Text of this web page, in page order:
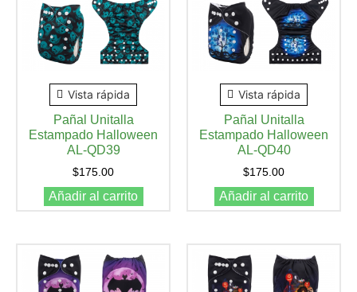
Vista rápida
Pañal Unitalla
Estampado Halloween
AL-QD39
$175.00
Añadir al carrito
Vista rápida
Pañal Unitalla
Estampado Halloween
AL-QD40
$175.00
Añadir al carrito